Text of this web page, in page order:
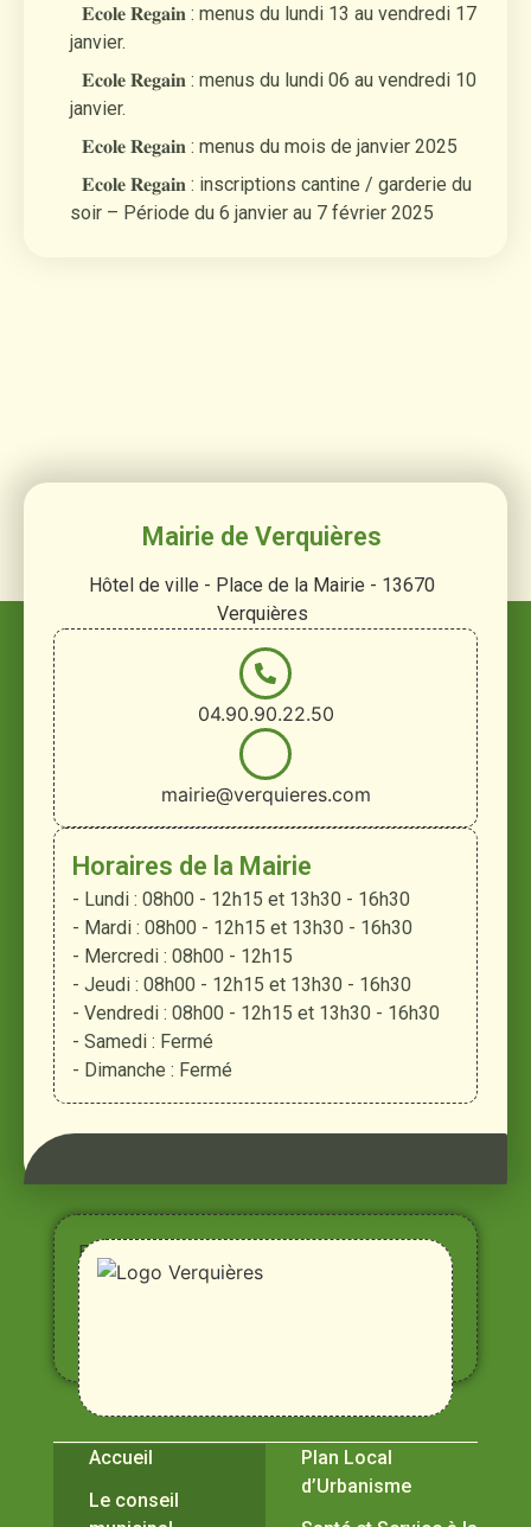
𝐄𝐜𝐨𝐥𝐞 𝐑𝐞𝐠𝐚𝐢𝐧 : menus du lundi 13 au vendredi 17
janvier.
𝐄𝐜𝐨𝐥𝐞 𝐑𝐞𝐠𝐚𝐢𝐧 : menus du lundi 06 au vendredi 10
janvier.
𝐄𝐜𝐨𝐥𝐞 𝐑𝐞𝐠𝐚𝐢𝐧 : menus du mois de janvier 2025
𝐄𝐜𝐨𝐥𝐞 𝐑𝐞𝐠𝐚𝐢𝐧 : inscriptions cantine / garderie du
soir – Période du 6 janvier au 7 février 2025
Mairie de Verquières
Hôtel de ville - Place de la Mairie - 13670
Verquières
04.90.90.22.50
mairie@verquieres.com
Horaires de la Mairie
- Lundi : 08h00 - 12h15 et 13h30 - 16h30
- Mardi : 08h00 - 12h15 et 13h30 - 16h30
- Mercredi : 08h00 - 12h15
- Jeudi : 08h00 - 12h15 et 13h30 - 16h30
- Vendredi : 08h00 - 12h15 et 13h30 - 16h30
- Samedi : Fermé
- Dimanche : Fermé
Entre
Rhône,
Alpilles
et
Durance
Accueil
Le conseil
Plan Local
d’Urbanisme